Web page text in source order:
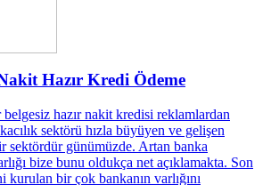
Hazır Kredi Ödeme
hazır nakit kredisi reklamlardan
sektörü hızla büyüyen ve gelişen
sektördür günümüzde. Artan banka
bize bunu oldukça net açıklamakta. Son
kurulan bir çok bankanın varlığını